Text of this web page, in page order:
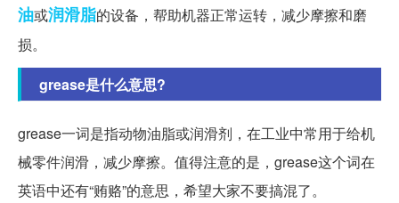
油或润滑脂的设备，帮助机器正常运转，减少摩擦和磨
损。
grease是什么意思?
grease一词是指动物油脂或润滑剂，在工业中常用于给机
械零件润滑，减少摩擦。值得注意的是，grease这个词在
英语中还有“贿赂”的意思，希望大家不要搞混了。